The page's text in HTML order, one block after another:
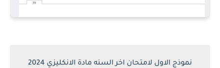
نموذج الاول لامتحان اخر السنه مادة الانكليزي 2024